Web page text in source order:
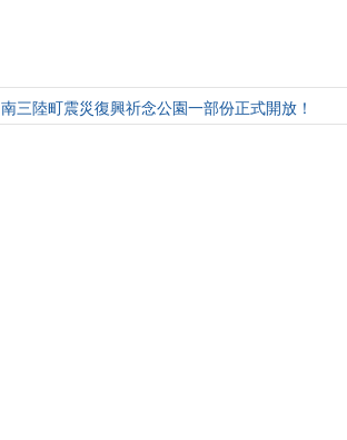
南三陸町震災復興祈念公園一部份正式開放！